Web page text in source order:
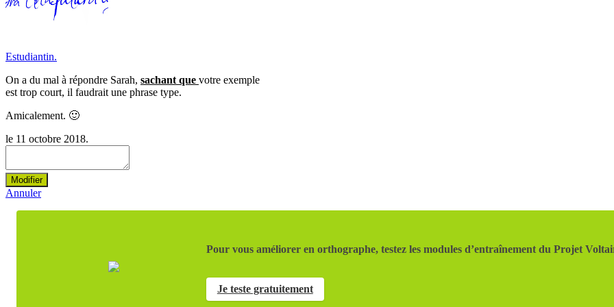
Estudiantin.
On a du mal à répondre Sarah, sachant que votre exemple
est trop court, il faudrait une phrase type.
Amicalement. 🙂
le 11 octobre 2018.
Modifier
Annuler
Pour vous améliorer en orthographe, testez les modules d’entraînement du Projet
Je teste gratuitement